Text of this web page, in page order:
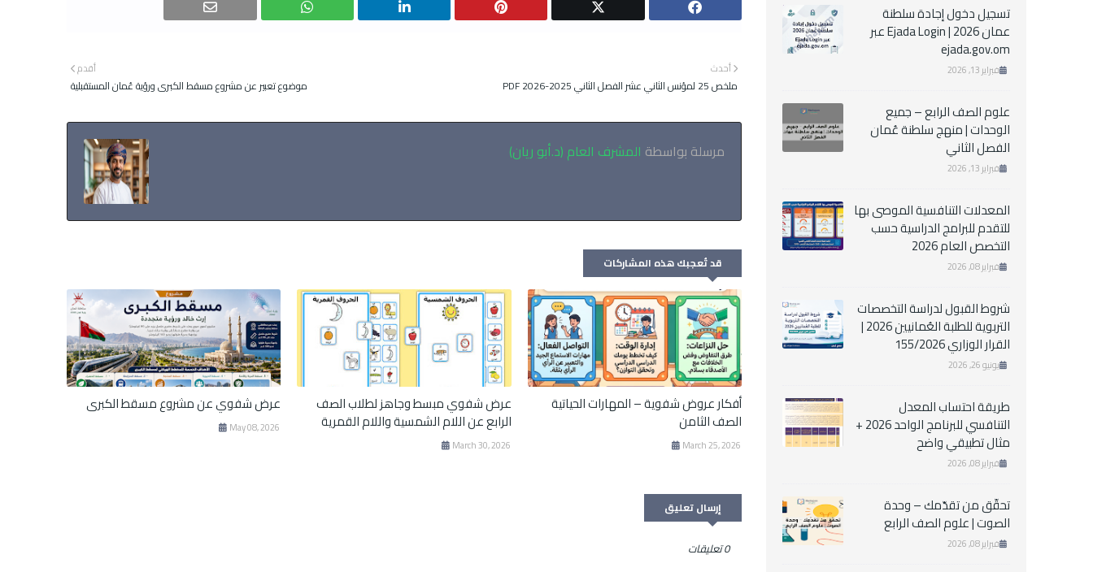
أحدث
ملخص 25 لمؤنس الثاني عشر الفصل الثاني 2025-2026 PDF
أقدم
موضوع تعبير عن مشروع مسقط الكبرى ورؤية عُمان المستقبلية
مرسلة بواسطة المشرف العام (د.أبو ريان)
قد تُعجبك هذه المشاركات
عرض شفوي عن مشروع مسقط الكبرى
May 08, 2026
عرض شفوي مبسط وجاهز لطلاب الصف
الرابع عن اللام الشمسية واللام القمرية
March 30, 2026
أفكار عروض شفوية – المهارات الحياتية
الصف الثامن
March 25, 2026
إرسال تعليق
0 تعليقات
تسجيل دخول إجادة سلطنة
عمان 2026 | Ejada Login عبر
ejada.gov.om
فبراير 13, 2026
علوم الصف الرابع – جميع
الوحدات | منهج سلطنة عُمان
الفصل الثاني
فبراير 13, 2026
المعدلات التنافسية الموصى بها
للتقدم للبرامج الدراسية حسب
التخصص العام 2026
فبراير 08, 2026
شروط القبول لدراسة التخصصات
التربوية للطلبة العُمانيين 2026 |
القرار الوزاري 155/2026
يونيو 26, 2026
طريقة احتساب المعدل
التنافسي للبرنامج الواحد 2026 +
مثال تطبيقي واضح
فبراير 08, 2026
تحقّق من تقدّمك – وحدة
الصوت | علوم الصف الرابع
فبراير 08, 2026